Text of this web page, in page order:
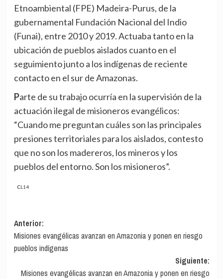
Etnoambiental (FPE) Madeira-Purus, de la
gubernamental Fundación Nacional del Indio
(Funai), entre 2010 y 2019. Actuaba tanto en la
ubicación de pueblos aislados cuanto en el
seguimiento junto a los indígenas de reciente
contacto en el sur de Amazonas.
Parte de su trabajo ocurría en la supervisión de la
actuación ilegal de misioneros evangélicos:
“Cuando me preguntan cuáles son las principales
presiones territoriales para los aislados, contesto
que no son los madereros, los mineros y los
pueblos del entorno. Son los misioneros”.
CL14
Navegación
de
entradas
Anterior:
Misiones evangélicas avanzan en Amazonia y ponen en riesgo
pueblos indígenas
Siguiente:
Misiones evangélicas avanzan en Amazonia y ponen en riesgo